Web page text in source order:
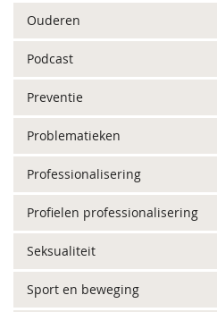
Ouderen
Podcast
Preventie
Problematieken
Professionalisering
Profielen professionalisering
Seksualiteit
Sport en beweging